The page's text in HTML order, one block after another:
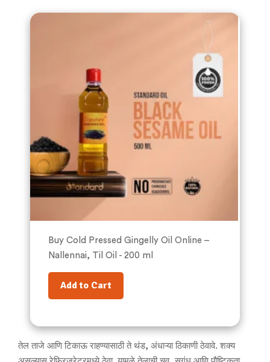
Buy Cold Pressed Gingelly Oil Online –
Nallennai, Til Oil - 200 ml
Add to Cart
तेल ताजे आणि टिकाऊ राहण्यासाठी ते थंड, अंधाऱ्या ठिकाणी ठेवावे. शक्य